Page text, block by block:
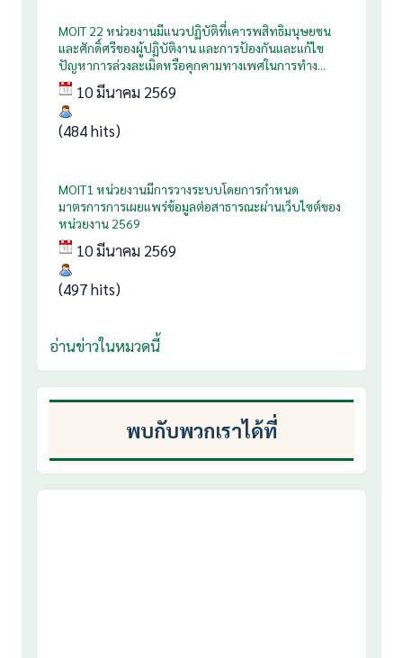
MOIT 22 หน่วยงานมีแนวปฏิบัติที่เคารพสิทธิมนุษยชน
และศักดิ์ศรีของผู้ปฏิบัติงาน และการป้องกันและแก้ไข
ปัญหาการล่วงละเมิดหรือคุกคามทางเพศในการทำง...
10 มีนาคม 2569
(484 hits)
MOIT1 หน่วยงานมีการวางระบบโดยการกำหนด
มาตรการการเผยแพร่ข้อมูลต่อสาธารณะผ่านเว็บไซต์ของ
หน่วยงาน 2569
10 มีนาคม 2569
(497 hits)
อ่านข่าวในหมวดนี้
พบกับพวกเราได้ที่